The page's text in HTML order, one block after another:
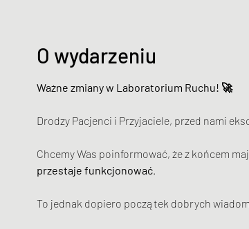
O wydarzeniu
Ważne zmiany w Laboratorium Ruchu! 🚀
Drodzy Pacjenci i Przyjaciele, przed nami
Chcemy Was poinformować, że z końcem
przestaje funkcjonować.
To jednak dopiero początek dobrych